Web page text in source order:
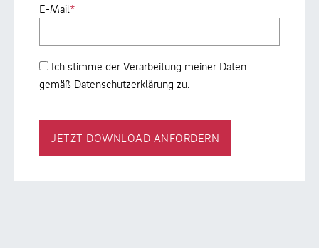
E-Mail*
Ich stimme der Verarbeitung meiner Daten
gemäß Datenschutzerklärung zu.
JETZT DOWNLOAD ANFORDERN